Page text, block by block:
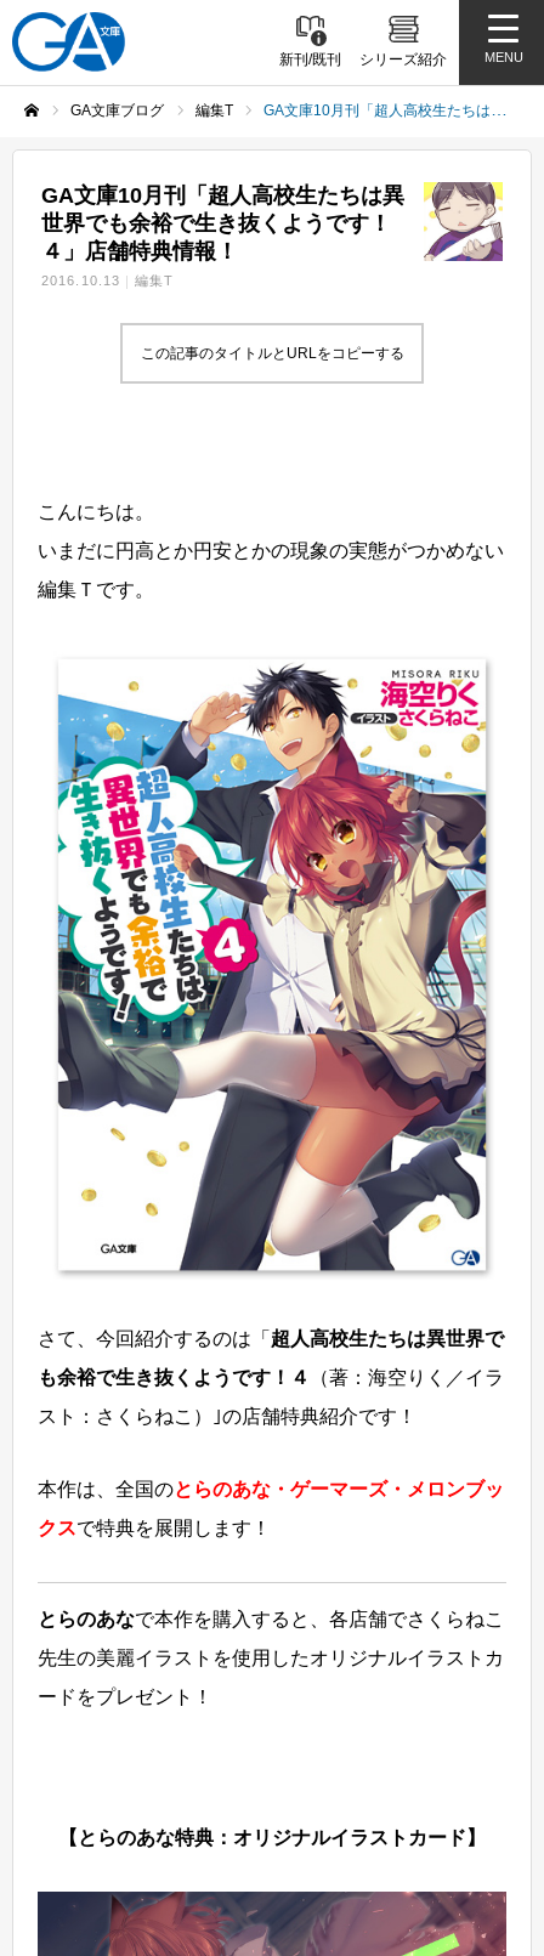
新刊/既刊 シリーズ紹介 MENU
GA文庫ブログ 編集T GA文庫10月刊「超人高校生たちは異世界でも余裕で生き抜くようです！４」店舗特典情報！
GA文庫10月刊「超人高校生たちは異
世界でも余裕で生き抜くようです！
４」店舗特典情報！
2016.10.13 編集T
この記事のタイトルとURLをコピーする
こんにちは。
いまだに円高とか円安とかの現象の実態がつかめない
編集Ｔです。
さて、今回紹介するのは「 超人高校生たちは異世界で
も余裕で生き抜くようです！４
（著：海空りく／イラ
スト：さくらねこ）｣の店舗特典紹介です！
本作は、全国のとらのあな・ゲーマーズ・メロンブッ
クスで特典を展開します！
とらのあなで本作を購入すると、各店舗でさくらねこ
先生の美麗イラストを使用したオリジナルイラストカ
ードをプレゼント！
【とらのあな特典：オリジナルイラストカード】